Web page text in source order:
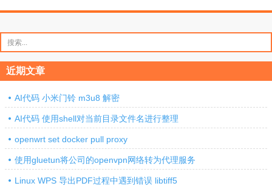
索：
近期文章
AI代码 小米门铃 m3u8 解密
AI代码 使用shell对当前目录文件名进行整理
openwrt set docker pull proxy
使用gluetun将公司的openvpn网络转为代理服务
Linux WPS 导出PDF过程中遇到错误 libtiff5